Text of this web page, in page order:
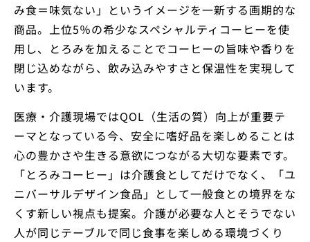
み食＝味気ない」というイメージを一新する画期的な
商品。上位5％の希少なスペシャルティコーヒーを使
用し、とろみを加えることでコーヒーの旨味や香りを
閉じ込めながら、飲み込みやすさと保温性を実現して
います。
医療・介護現場ではQOL（生活の質）向上が重要テ
ーマとなっている今、安全に嗜好品を楽しめることは
心の豊かさや生きる意欲につながる大切な要素です。
「とろみコーヒー」は介護食としてだけでなく、「ユ
ニバーサルデザイン食品」として一般食との境界をな
くす新しい視点も提案。介護が必要な人とそうでない
人が同じテーブルで同じ食事を楽しめる環境づくり